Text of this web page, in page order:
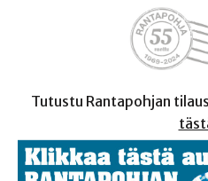
Tutustu Rantapohjan